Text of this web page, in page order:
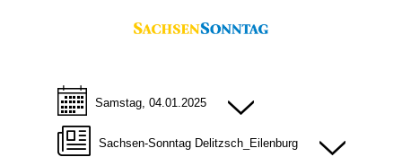
Samstag, 04.01.2025
Sachsen-Sonntag Delitzsch_Eilenburg